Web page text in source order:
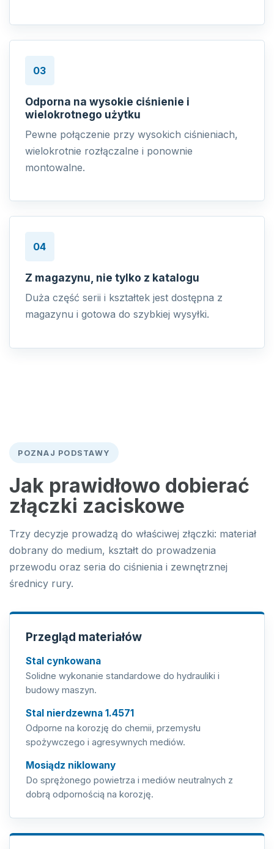
03
Odporna na wysokie ciśnienie i
wielokrotnego użytku
Pewne połączenie przy wysokich ciśnieniach,
wielokrotnie rozłączalne i ponownie
montowalne.
04
Z magazynu, nie tylko z katalogu
Duża część serii i kształtek jest dostępna z
magazynu i gotowa do szybkiej wysyłki.
POZNAJ PODSTAWY
Jak prawidłowo dobierać
złączki zaciskowe
Trzy decyzje prowadzą do właściwej złączki: materiał
dobrany do medium, kształt do prowadzenia
przewodu oraz seria do ciśnienia i zewnętrznej
średnicy rury.
Przegląd materiałów
Stal cynkowana
Solidne wykonanie standardowe do hydrauliki i
budowy maszyn.
Stal nierdzewna 1.4571
Odporne na korozję do chemii, przemysłu
spożywczego i agresywnych mediów.
Mosiądz niklowany
Do sprężonego powietrza i mediów neutralnych z
dobrą odpornością na korozję.